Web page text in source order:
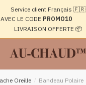
Service client Français 🇫🇷
LE CODE PROMO10
LIVRAISON OFFERTE 📦
Oreille / Bandeau Polaire